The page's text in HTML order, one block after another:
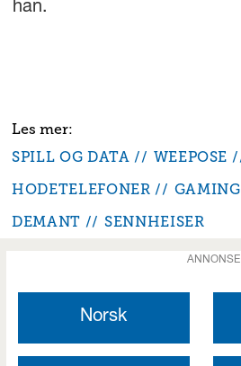
han.
SPILL OG DATA
WEEPOSE
HODETELEFONER
GAMING
DEMANT
SENNHEISER
ANNONSE
Norsk